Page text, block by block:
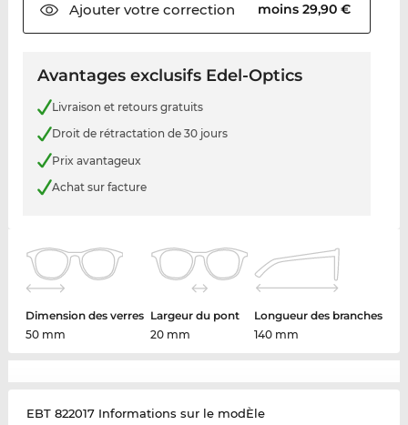
Ajouter votrecorrection moins 29,90 €
Avantages exclusifs Edel-Optics
Livraison et retours gratuits
Droit de rétractation de 30 jours
Prix avantageux
Achat sur facture
Dimension des verres
50 mm
Largeur du pont
20 mm
Longueur des branches
140 mm
EBT 822017 Informations sur le modÈle